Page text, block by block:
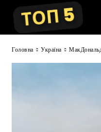
Головна Україна